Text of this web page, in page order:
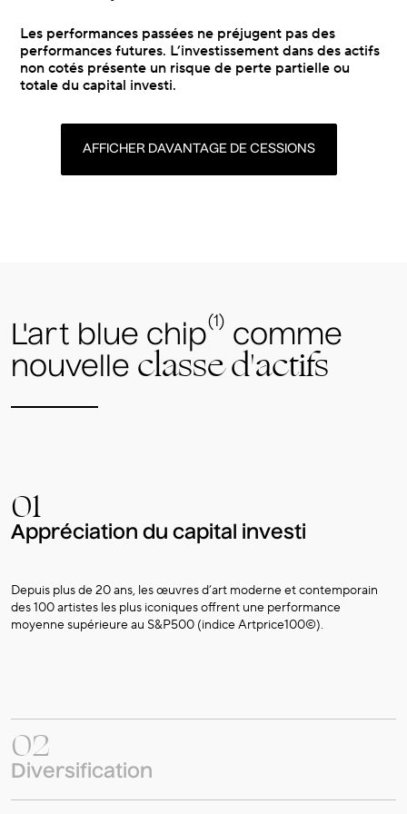
Les performances passées ne préjugent pas des
performances futures. L’investissement dans des actifs
non cotés présente un risque de perte partielle ou
totale du capital investi.
AFFICHER DAVANTAGE DE CESSIONS
L'art blue chip(1) comme
nouvelle classe d'actifs
01
Appréciation du capital investi
Depuis plus de 20 ans, les œuvres d’art moderne et contemporain
des 100 artistes les plus iconiques offrent une performance
moyenne supérieure au S&P500 (indice Artprice100©).
02
Diversification